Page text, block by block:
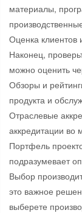
материалы,
Оценка клиентов
Наконец,
можно оценить
Обзоры и
продукта и
Отраслевые
аккредитации во
Портфель
подразумевает
Выбор
это важное
выберете